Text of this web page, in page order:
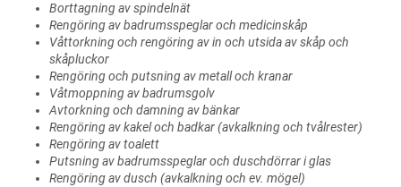
Borttagning av spindelnät
Rengöring av badrumsspeglar och medicinskåp
Våttorkning och rengöring av in och utsida av skåp och
skåpluckor
Rengöring och putsning av metall och kranar
Våtmoppning av badrumsgolv
Avtorkning och damning av bänkar
Rengöring av kakel och badkar (avkalkning och tvålrester)
Rengöring av toalett
Putsning av badrumsspeglar och duschdörrar i glas
Rengöring av dusch (avkalkning och ev. mögel)